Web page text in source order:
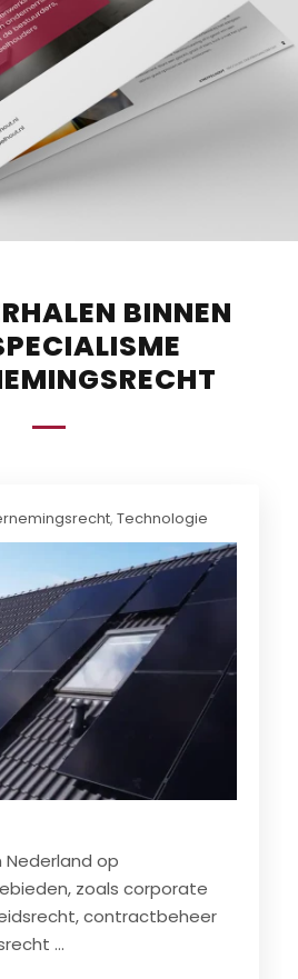
BINNEN
, Technologie
Nederland op
zoals corporate
contractbeheer
...